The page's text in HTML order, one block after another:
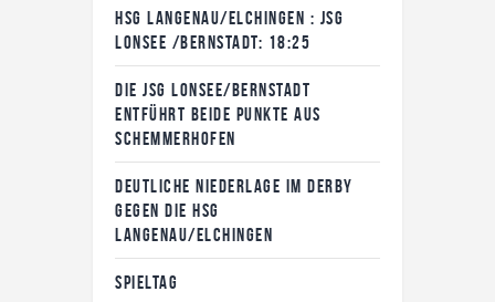
HSG LANGENAU/ELCHINGEN : JSG
LONSEE /BERNSTADT: 18:25
DIE JSG LONSEE/BERNSTADT
ENTFÜHRT BEIDE PUNKTE AUS
SCHEMMERHOFEN
DEUTLICHE NIEDERLAGE IM DERBY
GEGEN DIE HSG
LANGENAU/ELCHINGEN
SPIELTAG